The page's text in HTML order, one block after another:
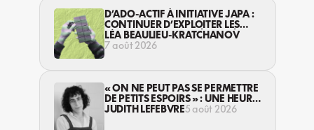
D’ADO-ACTIF À INITIATIVE JAPA :
CONTINUER D’EXPLOITER LES
JEUNES… DANS LA LÉGALITÉ?
LÉA BEAULIEU-KRATCHANOV
7 août 2026
« ON NE PEUT PAS SE PERMETTRE
DE PETITS ESPOIRS » : UNE HEURE
AVEC AVI LEWIS
JUDITH LEFEBVRE5 août 2026